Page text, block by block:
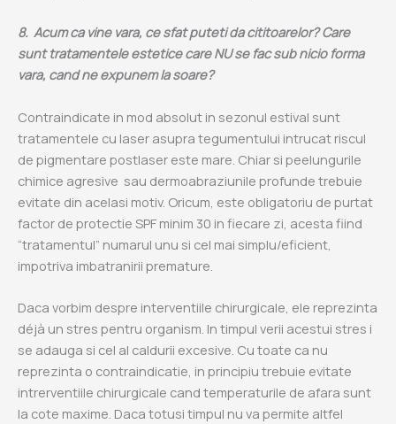
8. Acum ca vine vara, ce sfat puteti da cititoarelor? Care
sunt tratamentele estetice care NU se fac sub nicio forma
vara, cand ne expunem la soare?
Contraindicate in mod absolut in sezonul estival sunt
tratamentele cu laser asupra tegumentului intrucat riscul
de pigmentare postlaser este mare. Chiar si peelungurile
chimice agresive sau dermoabraziunile profunde trebuie
evitate din acelasi motiv. Oricum, este obligatoriu de purtat
factor de protectie SPF minim 30 in fiecare zi, acesta fiind
“tratamentul” numarul unu si cel mai simplu/eficient,
impotriva imbatranirii premature.
Daca vorbim despre interventiile chirurgicale, ele reprezinta
déjà un stres pentru organism. In timpul verii acestui stres i
se adauga si cel al caldurii excesive. Cu toate ca nu
reprezinta o contraindicatie, in principiu trebuie evitate
intrerventiile chirurgicale cand temperaturile de afara sunt
la cote maxime. Daca totusi timpul nu va permite altfel